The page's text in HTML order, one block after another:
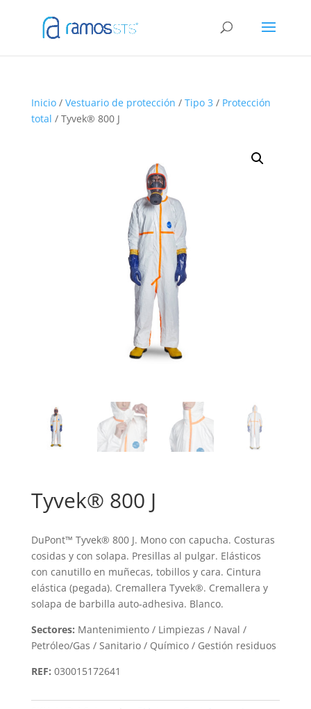
Inicio/ Vestuario de protección / Tipo 3 / Protección
total / Tyvek® 800 J
Tyvek® 800 J
DuPont™ Tyvek® 800 J. Mono con capucha. Costuras
cosidas y con solapa. Presillas al pulgar. Elásticos
con canutillo en muñecas, tobillos y cara. Cintura
elástica (pegada). Cremallera Tyvek®. Cremallera y
solapa de barbilla auto-adhesiva. Blanco.
Sectores: Mantenimiento / Limpiezas / Naval /
Petróleo/Gas / Sanitario / Químico / Gestión residuos
REF: 030015172641